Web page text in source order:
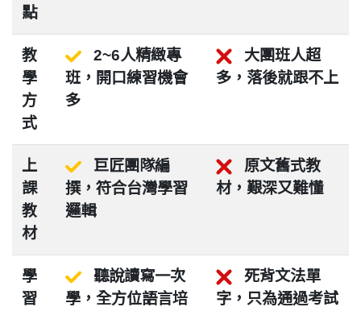
點
教
學
方
式
2~6人精緻專
班，開口練習機會
多
大團班人超
多，落後就跟不上
上
課
教
材
巨匠團隊編
撰，符合台灣學習
邏輯
原文舊式教
材，艱深又難懂
學
習
聽說讀寫一次
學，全方位語言培
死背文法單
字，只為通過考試